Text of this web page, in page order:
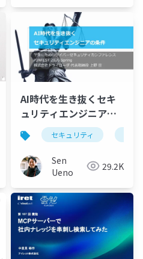
AI時代を生き抜くセキ
ュリティエンジニアの
条件
セキュリティ
Sen
Ueno
29.2K